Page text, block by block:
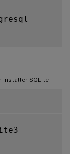
installer SQLite :